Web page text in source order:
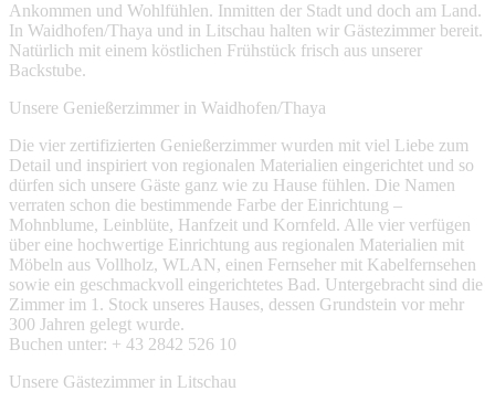
Ankommen und Wohlfühlen. Inmitten der Stadt und doch am Land.
In Waidhofen/Thaya und in Litschau halten wir Gästezimmer bereit.
Natürlich mit einem köstlichen Frühstück frisch aus unserer
Backstube.
Unsere Genießerzimmer in Waidhofen/Thaya
Die vier zertifizierten Genießerzimmer wurden mit viel Liebe zum
Detail und inspiriert von regionalen Materialien eingerichtet und so
dürfen sich unsere Gäste ganz wie zu Hause fühlen. Die Namen
verraten schon die bestimmende Farbe der Einrichtung –
Mohnblume, Leinblüte, Hanfzeit und Kornfeld. Alle vier verfügen
über eine hochwertige Einrichtung aus regionalen Materialien mit
Möbeln aus Vollholz, WLAN, einen Fernseher mit Kabelfernsehen
sowie ein geschmackvoll eingerichtetes Bad. Untergebracht sind die
Zimmer im 1. Stock unseres Hauses, dessen Grundstein vor mehr
300 Jahren gelegt wurde.
Buchen unter: + 43 2842 526 10
Unsere Gästezimmer in Litschau